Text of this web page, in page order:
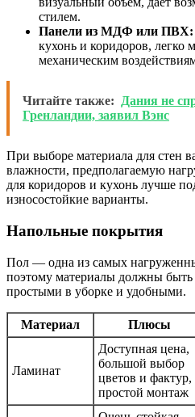
стилем.
Панели из МДФ или ПВХ:
кухонь и коридоров, легко
механическим
Читайте также:
Дания не
Гренландии, заявил Вэнс
При выборе материала для стен
влажности, предполагаемую
для коридоров и кухонь лучше
износостойкие варианты.
Напольные покрытия
Пол — одна из самых
поэтому материалы должны
простыми в уборке и удобными.
Материал Плюсы
Ламинат
Доступная цена,
большой выбор
цветов и фактур,
простой монтаж